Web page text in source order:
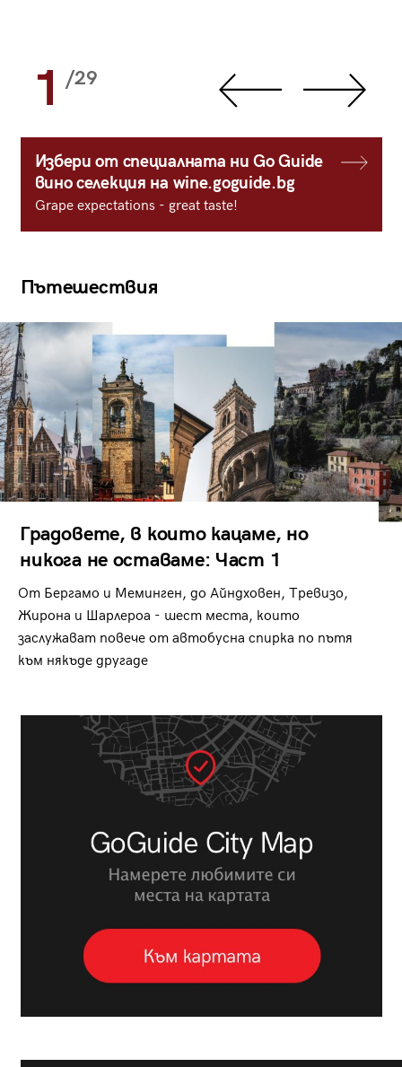
1 /29
Избери от специалната ни Go Guide
вино селекция на wine.goguide.bg
Grape expectations - great taste!
Пътешествия
Градовете, в които кацаме, но
никога не оставаме: Част 1
От Бергамо и Меминген, до Айндховен, Тревизо,
Жирона и Шарлероа - шест места, които
заслужават повече от автобусна спирка по пътя
към някъде другаде